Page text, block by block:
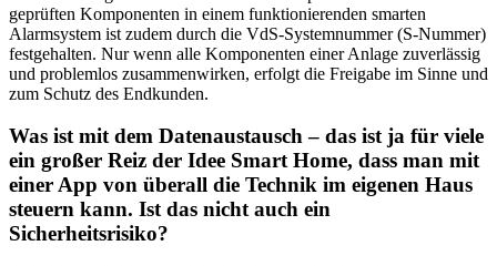
geprüften Komponenten in einem funktionierenden smarten
Alarmsystem ist zudem durch die VdS-Systemnummer (S-Nummer)
festgehalten. Nur wenn alle Komponenten einer Anlage zuverlässig
und problemlos zusammenwirken, erfolgt die Freigabe im Sinne und
zum Schutz des Endkunden.
Was ist mit dem Datenaustausch – das ist ja für viele
ein großer Reiz der Idee Smart Home, dass man mit
einer App von überall die Technik im eigenen Haus
steuern kann. Ist das nicht auch ein
Sicherheitsrisiko?